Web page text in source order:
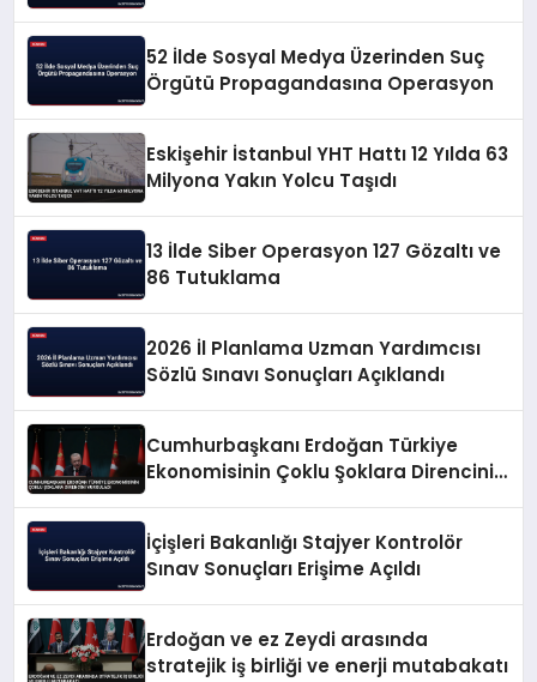
52 İlde Sosyal Medya Üzerinden Suç
Örgütü Propagandasına Operasyon
Eskişehir İstanbul YHT Hattı 12 Yılda 63
Milyona Yakın Yolcu Taşıdı
13 İlde Siber Operasyon 127 Gözaltı ve
86 Tutuklama
2026 İl Planlama Uzman Yardımcısı
Sözlü Sınavı Sonuçları Açıklandı
Cumhurbaşkanı Erdoğan Türkiye
Ekonomisinin Çoklu Şoklara Direncini
İçişleri Bakanlığı Stajyer Kontrolör
Sınav Sonuçları Erişime Açıldı
Erdoğan ve ez Zeydi arasında
stratejik iş birliği ve enerji mutabakatı